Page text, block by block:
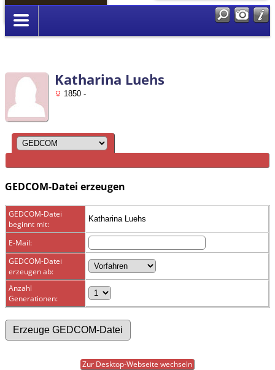
Anmelden
Katharina Luehs
1850 -
GEDCOM-Datei erzeugen
GEDCOM-Datei
beginnt mit:
Katharina Luehs
E-Mail:
GEDCOM-Datei
erzeugen ab:
Anzahl
Generationen:
Zur Desktop-Webseite wechseln